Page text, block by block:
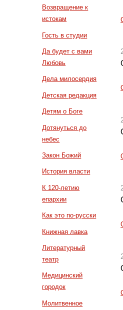
Возвращение к
истокам
Гость в студии
Да будет с вами
Любовь
Дела милосердия
Детская редакция
Детям о Боге
Дотянуться до
небес
Закон Божий
История власти
К 120-летию
епархии
Как это по-русски
Книжная лавка
Литературный
театр
Медицинский
городок
Молитвенное